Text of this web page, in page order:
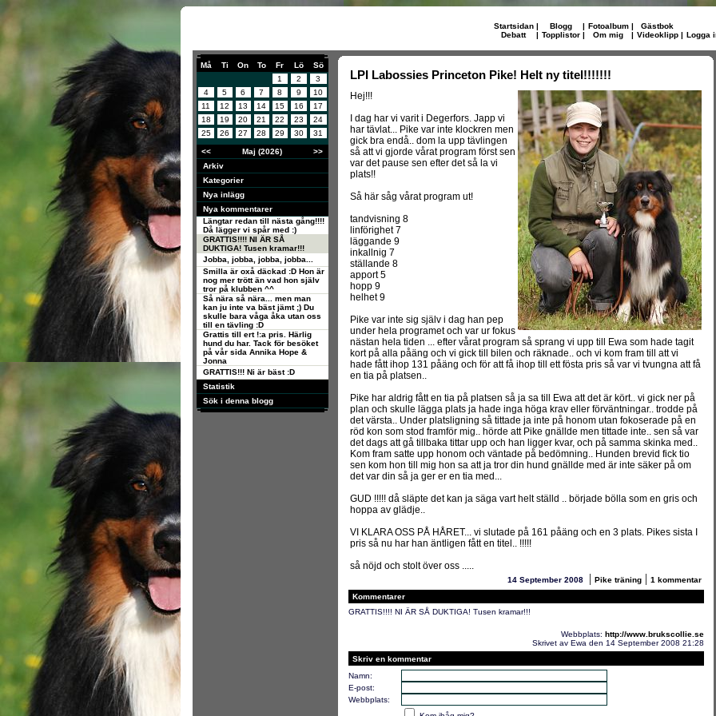
Startsidan | Blogg | Fotoalbum |
Gästbok
Debatt
| Topplistor | Om mig | Videoklipp | Logga
Må Ti On To Fr Lö
Sö
1
2
3
4
5 6 7 8 9
10
11
12 13 14 15 16
17
18
19 20 21 22 23
24
25
26 27 28 29 30 31
<< Maj (2026)
>>
Arkiv
Kategorier
Nya inlägg
Nya kommentarer
Längtar redan till nästa gång!!!!
Då lägger vi spår med :)
GRATTIS!!!! NI ÄR SÅ
DUKTIGA! Tusen kramar!!!
Jobba, jobba, jobba, jobba...
Smilla är oxå däckad :D Hon är
nog mer trött än vad hon själv
tror på klubben ^^
Så nära så nära... men man
kan ju inte va bäst jämt ;) Du
skulle bara våga åka utan oss
till en tävling :D
Grattis till ert !:a pris. Härlig
hund du har. Tack för besöket
på vår sida Annika Hope &
Jonna
GRATTIS!!! Ni är bäst :D
Statistik
Sök i denna blogg
LPI Labossies Princeton Pike! Helt ny titel!!!!!!!
Hej!!!
I dag har vi varit i Degerfors. Japp vi
har tävlat... Pike var inte klockren men
gick bra endå.. dom la upp tävlingen
så att vi gjorde vårat program först sen
var det pause sen efter det så la vi
plats!!
Så här såg vårat program ut!
tandvisning 8
linförighet 7
läggande 9
inkallnig 7
ställande 8
apport 5
hopp 9
helhet 9
Pike var inte sig själv i dag han pep
under hela programet och var ur fokus
nästan hela tiden ... efter vårat program så sprang vi upp till Ewa som hade tagit
kort på alla påäng och vi gick till bilen och räknade.. och vi kom fram till att vi
hade fått ihop 131 påäng och för att få ihop till ett fösta pris så var vi tvungna att få
en tia på platsen..
Pike har aldrig fått en tia på platsen så ja sa till Ewa att det är kört.. vi gick ner på
plan och skulle lägga plats ja hade inga höga krav eller förväntningar.. trodde på
det värsta.. Under platsligning så tittade ja inte på honom utan fokoserade på en
röd kon som stod framför mig.. hörde att Pike gnällde men tittade inte.. sen så var
det dags att gå tillbaka tittar upp och han ligger kvar, och på samma skinka med..
Kom fram satte upp honom och väntade på bedömning.. Hunden brevid fick tio
sen kom hon till mig hon sa att ja tror din hund gnällde med är inte säker på om
det var din så ja ger er en tia med...
GUD !!!!! då släpte det kan ja säga vart helt ställd .. började bölla som en gris och
hoppa av glädje..
VI KLARA OSS PÅ HÅRET... vi slutade på 161 påäng och en 3 plats. Pikes sista I
pris så nu har han äntligen fått en titel.. !!!!!
så nöjd och stolt över oss .....
14 September 2008 | Pike träning | 1 kommentar
Kommentarer
GRATTIS!!!! NI ÄR SÅ DUKTIGA! Tusen kramar!!!
Webbplats: http://www.brukscollie.se
Skrivet av Ewa den 14 September 2008 21:28
Skriv en kommentar
Namn:
E-post:
Webbplats: